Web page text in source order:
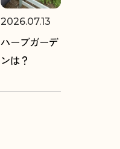
2026.07.13
ハーブガーデ
ンは？